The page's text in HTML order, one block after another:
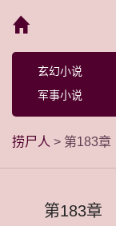
玄幻小说
军事小说
捞尸人 > 第183章
第183章